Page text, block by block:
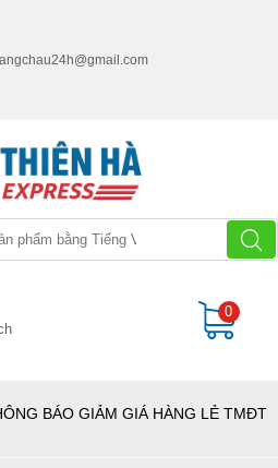
0
BÁO GIẢM GIÁ HÀNG LẺ TMĐT